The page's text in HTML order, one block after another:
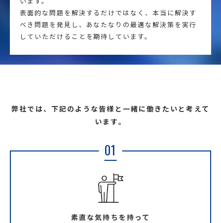
表面的な問題を解決するだけではなく、本当に解決す
べき問題を発見し、あなたなりの最適な解決策を実行
していただけることを期待しています。
弊社では、下記のような皆様と一緒に働きたいと考えて
います。
01
素直な気持ちを持って